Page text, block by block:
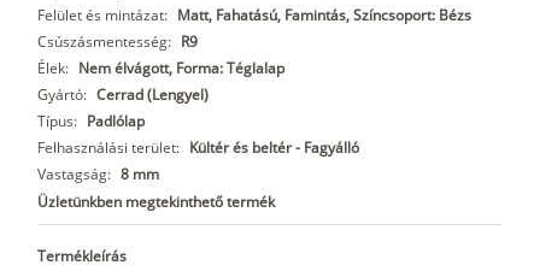
Felület és mintázat: Matt, Fahatású, Famintás, Színcsoport: Bézs
Csúszásmentesség: R9
Élek: Nem élvágott, Forma: Téglalap
Gyártó: Cerrad (Lengyel)
Típus: Padlólap
Felhasználási terület: Kültér és beltér - Fagyálló
Vastagság: 8 mm
Üzletünkben megtekinthető termék
Termékleírás